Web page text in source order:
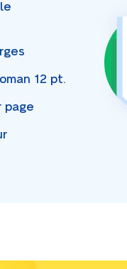
12 pt.
page